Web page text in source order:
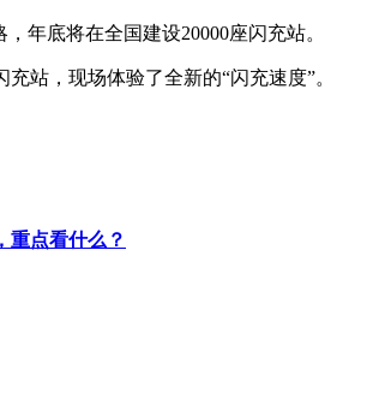
年底将在全国建设20000座闪充站。
站，现场体验了全新的“闪充速度”。
重点看什么？